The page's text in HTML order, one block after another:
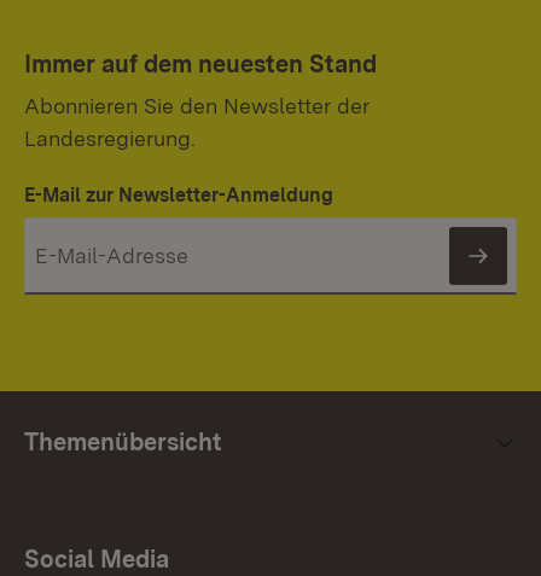
Immer auf dem neuesten Stand
Abonnieren Sie den Newsletter der
Landesregierung.
E-Mail zur Newsletter-Anmeldung
Themenübersicht
Social Media